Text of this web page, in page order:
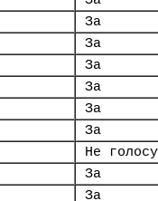
За
За
За
За
За
За
Не
За
За